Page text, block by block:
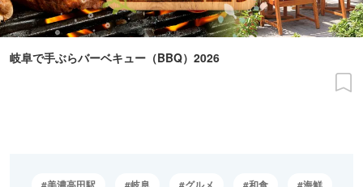
岐阜で手ぶらバーベキュー（BBQ）2026